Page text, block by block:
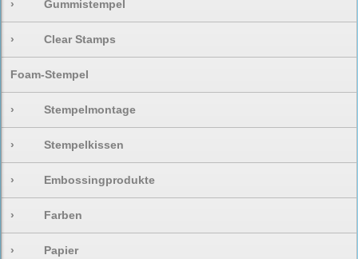
› Gummistempel
› Clear Stamps
Foam-Stempel
› Stempelmontage
› Stempelkissen
› Embossingprodukte
› Farben
› Papier